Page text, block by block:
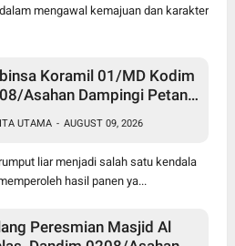
mengawal kemajuan dan karakter
Koramil 01/MD Kodim
Asahan Dampingi Petani
UTAMA - AUGUST 09, 2026
liar menjadi salah satu kendala
hasil panen ya...
Peresmian Masjid Al